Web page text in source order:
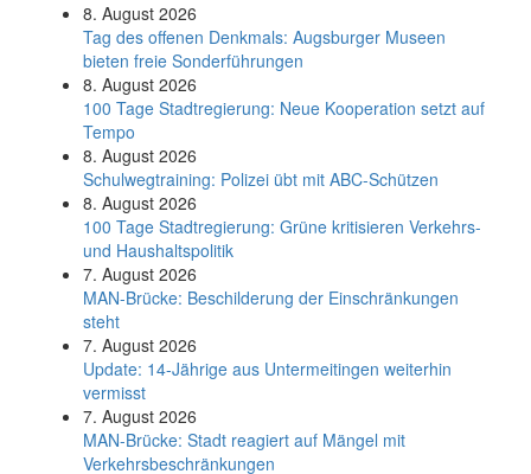
8. August 2026
Tag des offenen Denkmals: Augsburger Museen
bieten freie Sonderführungen
8. August 2026
100 Tage Stadtregierung: Neue Kooperation setzt auf
Tempo
8. August 2026
Schul­weg­trai­ning: Poli­zei übt mit ABC-Schüt­zen
8. August 2026
100 Tage Stadtregierung: Grüne kritisieren Verkehrs-
und Haushaltspolitik
7. August 2026
MAN-Brücke: Beschilderung der Einschränkungen
steht
7. August 2026
Update: 14-Jährige aus Untermeitingen weiterhin
vermisst
7. August 2026
MAN-Brücke: Stadt reagiert auf Mängel mit
Verkehrsbeschränkungen